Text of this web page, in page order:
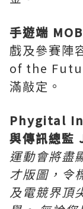
手遊端
戲及參賽陣
of the
滿敲定。
Phygital
與傳訊總監
運動會將盡
才版圖，令
及電競界頂